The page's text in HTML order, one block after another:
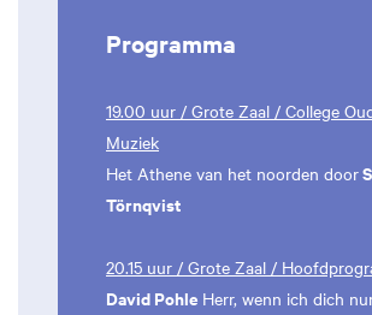
Programma
19.00 uur / Grote Zaal / College
Muziek
Het Athene van het noorden door
Törnqvist
20.15 uur / Grote Zaal /
David Pohle Herr, wenn ich dich